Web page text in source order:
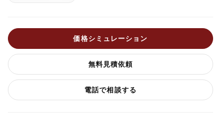
価格シミュレーション
無料見積依頼
電話で相談する